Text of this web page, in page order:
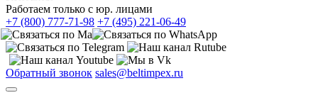
Работаем только с юр. лицами
+7 (800) 777-71-98 +7 (495) 221-06-49
Обратный звонок sales@beltimpex.ru